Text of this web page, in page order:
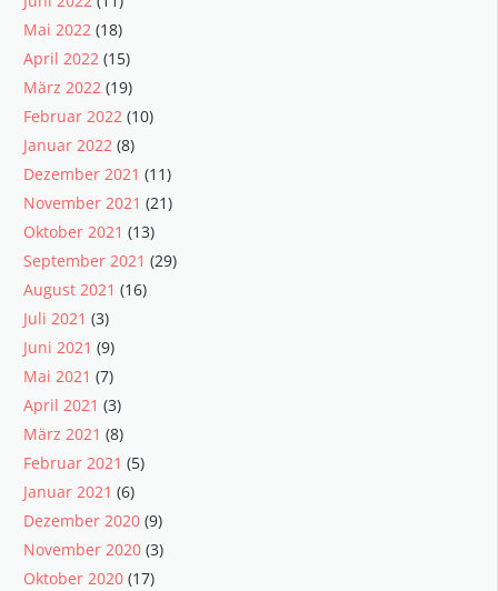
Mai 2022 (18)
April 2022 (15)
März 2022 (19)
Februar 2022 (10)
Januar 2022 (8)
Dezember 2021 (11)
November 2021 (21)
Oktober 2021 (13)
September 2021 (29)
August 2021 (16)
Juli 2021 (3)
Juni 2021 (9)
Mai 2021 (7)
April 2021 (3)
März 2021 (8)
Februar 2021 (5)
Januar 2021 (6)
Dezember 2020 (9)
November 2020 (3)
Oktober 2020 (17)